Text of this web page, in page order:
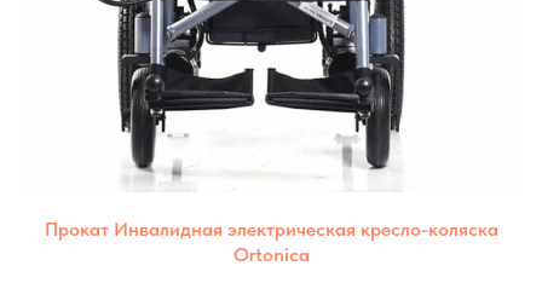
Прокат Инвалидная электрическая кресло-коляска
Ortonica